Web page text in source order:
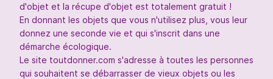
d'objet et la récupe d'objet est totalement gratuit !
En donnant les objets que vous n'utilisez plus, vous leur
donnez une seconde vie et qui s'inscrit dans une
démarche écologique.
Le site toutdonner.com s'adresse à toutes les personnes
qui souhaitent se débarrasser de vieux objets ou les